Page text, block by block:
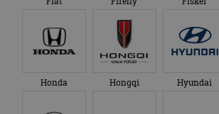
Honda Hongqi Hyundai